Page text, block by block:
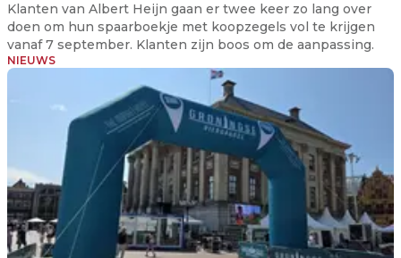
Klanten van Albert Heijn gaan er twee keer zo lang over
doen om hun spaarboekje met koopzegels vol te krijgen
vanaf 7 september. Klanten zijn boos om de aanpassing.
NIEUWS